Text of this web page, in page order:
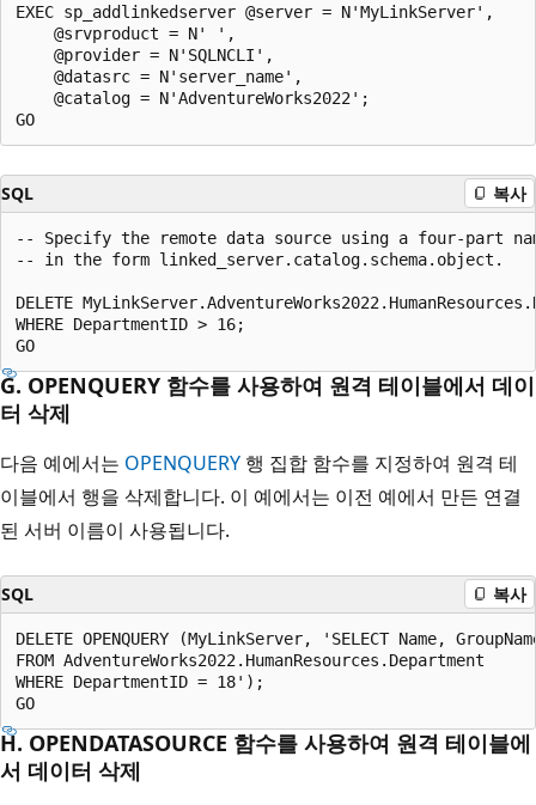
EXEC sp_addlinkedserver @server = N'MyLinkServer',
    @srvproduct = N' ',
    @provider = N'SQLNCLI',
    @datasrc = N'server_name',
    @catalog = N'AdventureWorks2022';
SQL 복사
-- Specify the remote data source using a four-part
-- in the form linked_server.catalog.schema.object.
DELETE
WHERE DepartmentID > 16;
G. OPENQUERY 함수를 사용하여 원격 테이블에서 데이
터 삭제
다음 예에서는 OPENQUERY 행 집합 함수를 지정하여 원격 테
이블에서 행을 삭제합니다. 이 예에서는 이전 예에서 만든 연결
된 서버 이름이 사용됩니다.
SQL 복사
DELETE OPENQUERY (MyLinkServer, 'SELECT Name,
FROM AdventureWorks2022.HumanResources.Department
WHERE DepartmentID = 18');
H. OPENDATASOURCE 함수를 사용하여 원격 테이블에
서 데이터 삭제